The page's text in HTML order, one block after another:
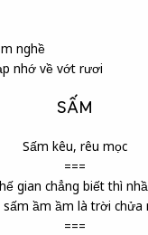
nghề
nhớ về vớt rươi
SẤM
Sấm kêu, rêu mọc
===
gian chẳng biết thì
sấm ầm ầm là trời chửa
===